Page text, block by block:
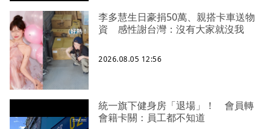
李多慧生日豪捐50萬、親搭卡車送物
資 感性謝台灣：沒有大家就沒我
2026.08.05 12:56
統一旗下健身房「退場」！ 會員轉
會籍卡關：員工都不知道